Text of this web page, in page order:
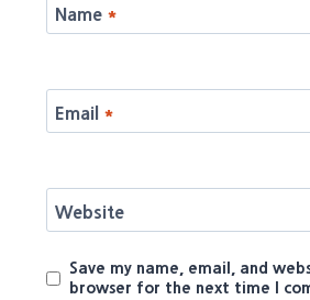
Name *
Email *
Website
Save my name, email, and
browser for the next time I